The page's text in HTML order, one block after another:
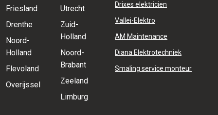
Friesland
Drenthe
Noord-
Holland
Flevoland
Overijssel
Utrecht
Zuid-
Holland
Noord-
Brabant
Zeeland
Limburg
Drixes elektricien
Vallei-Elektro
AM Maintenance
Diana Elektrotechniek
Smaling service monteur